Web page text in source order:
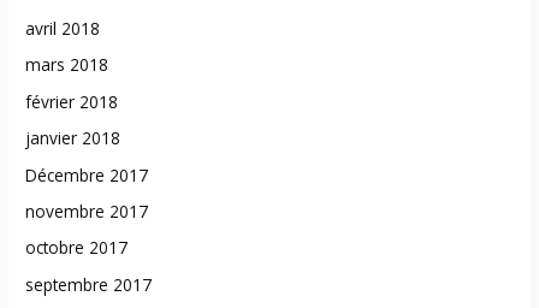
avril 2018
mars 2018
février 2018
janvier 2018
Décembre 2017
novembre 2017
octobre 2017
septembre 2017